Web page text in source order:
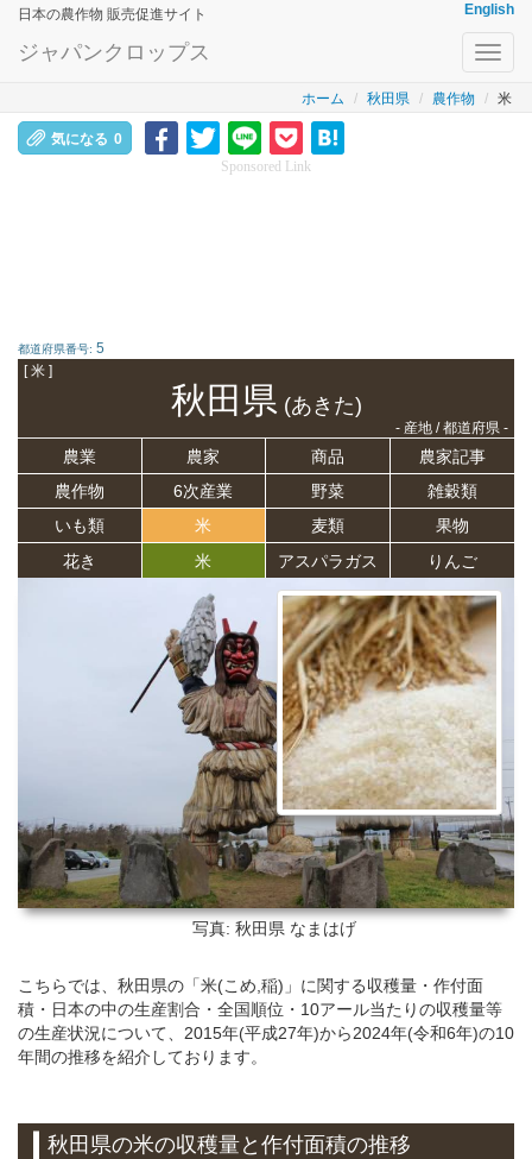
日本の農作物 販売促進サイト English
ジャパンクロップス
ホーム 秋田県 農作物 米
気になる 0
Sponsored Link
都道府県番号: 5
[ 米 ]
秋田県(あきた)
- 産地 / 都道府県 -
農業 農家 商品
農家記事
農作物
6次産業 野菜
雑穀類
いも類
米 麦類
果物
花き
米 アスパラガス りんご
写真: 秋田県 なまはげ
こちらでは、秋田県の「米(こめ,稲)」に関する収穫量・作付面
積・日本の中の生産割合・全国順位・10アール当たりの収穫量等
の生産状況について、2015年(平成27年)から2024年(令和6年)の10
年間の推移を紹介しております。
秋田県の米の収穫量と作付面積の推移